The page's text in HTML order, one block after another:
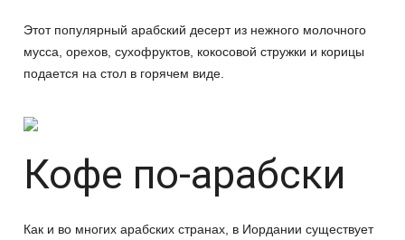
Этот популярный арабский десерт из нежного молочного
мусса, орехов, сухофруктов, кокосовой стружки и корицы
подается на стол в горячем виде.
Кофе по-арабски
Как и во многих арабских странах, в Иордании существует